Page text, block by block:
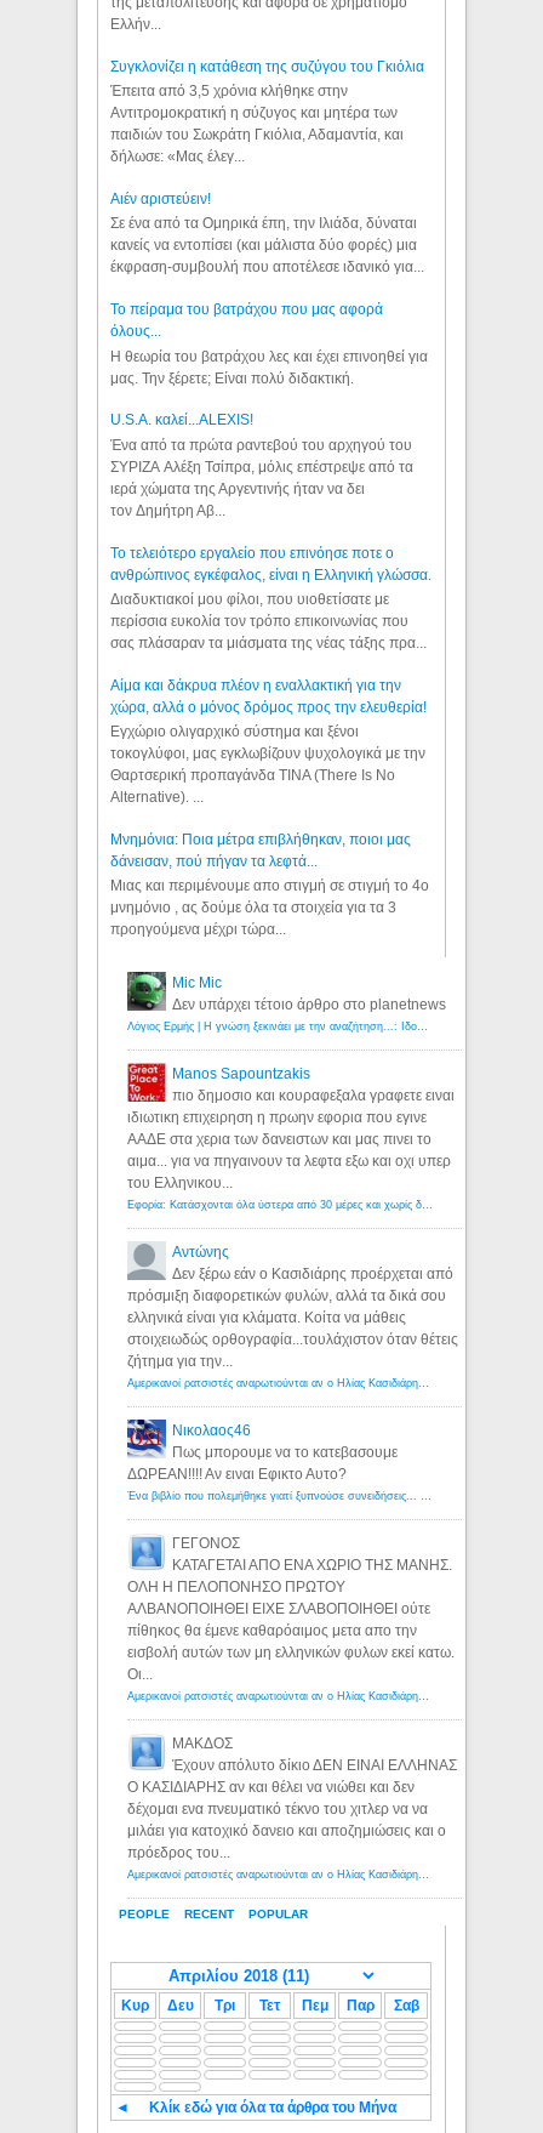
Ελλήν...
Συγκλονίζει η κατάθεση της συζύγου του Γκιόλια
Έπειτα από 3,5 χρόνια κλήθηκε στην
Αντιτρομοκρατική η σύζυγος και μητέρα των
παιδιών του Σωκράτη Γκιόλια, Αδαμαντία, και
δήλωσε: «Μας έλεγ...
Aιέν αριστεύειν!
Σε ένα από τα Ομηρικά έπη, την Ιλιάδα, δύναται
κανείς να εντοπίσει (και μάλιστα δύο φορές) μια
έκφραση-συμβουλή που αποτέλεσε ιδανικό για...
Το πείραμα του βατράχου που μας αφορά
όλους...
Η θεωρία του βατράχου λες και έχει επινοηθεί για
μας. Την ξέρετε; Είναι πολύ διδακτική.
U.S.A. καλεί...ALEXIS!
Ένα από τα πρώτα ραντεβού του αρχηγού του
ΣΥΡΙΖΑ Αλέξη Τσίπρα, μόλις επέστρεψε από τα
ιερά χώματα της Αργεντινής ήταν να δει
τον Δημήτρη Αβ...
Το τελειότερο εργαλείο που επινόησε ποτε ο
ανθρώπινος εγκέφαλος, είναι η Ελληνική γλώσσα.
Διαδυκτιακοί μου φίλοι, που υιοθετίσατε με
περίσσια ευκολία τον τρόπο επικοινωνίας που
σας πλάσαραν τα μιάσματα της νέας τάξης πρα...
Αίμα και δάκρυα πλέον η εναλλακτική για την
χώρα, αλλά ο μόνος δρόμος προς την ελευθερία!
Εγχώριο ολιγαρχικό σύστημα και ξένοι
τοκογλύφοι, μας εγκλωβίζουν ψυχολογικά με την
Θαρτσερική προπαγάνδα TINA (There Is No
Alternative). ...
Μνημόνια: Ποια μέτρα επιβλήθηκαν, ποιοι μας
δάνεισαν, πού πήγαν τα λεφτά...
Μιας και περιμένουμε απο στιγμή σε στιγμή το 4ο
μνημόνιο , ας δούμε όλα τα στοιχεία για τα 3
προηγούμενα μέχρι τώρα...
PEOPLE RECENT POPULAR
Mic Mic
Δεν υπάρχει τέτοιο άρθρο στο planetnews
Manos Sapountzakis
πιο δημοσιο και κουραφεξαλα γραφετε ειναι
ιδιωτικη επιχειρηση η πρωην εφορια που εγινε
ΑΑΔΕ στα χερια των δανειστων και μας πινει το
αιμα... για να πηγαινουν τα λεφτα εξω και οχι υπερ
του Ελληνικου...
Αντώνης
Δεν ξέρω εάν ο Κασιδιάρης προέρχεται από
πρόσμιξη διαφορετικών φυλών, αλλά τα δικά σου
ελληνικά είναι για κλάματα. Κοίτα να μάθεις
στοιχειωδώς ορθογραφία...τουλάχιστον όταν θέτεις
ζήτημα για την...
Νικολαος46
Πως μπορουμε να το κατεβασουμε
ΔΩΡΕΑΝ!!!! Αν ειναι Εφικτο Αυτο?
ΓΕΓΟΝΟΣ
ΚΑΤΑΓΕΤΑΙ ΑΠΟ ΕΝΑ ΧΩΡΙΟ ΤΗΣ ΜΑΝΗΣ.
ΟΛΗ Η ΠΕΛΟΠΟΝΗΣΟ ΠΡΩΤΟΥ
ΑΛΒΑΝΟΠΟΙΗΘΕΙ ΕΙΧΕ ΣΛΑΒΟΠΟΙΗΘΕΙ ούτε
πίθηκος θα έμενε καθαρόαιμος μετα απο την
εισβολή αυτών των μη ελληνικών φυλων εκεί κατω.
Οι...
ΜΑΚΔΟΣ
Έχουν απόλυτο δίκιο ΔΕΝ ΕΙΝΑΙ ΕΛΛΗΝΑΣ
Ο ΚΑΣΙΔΙΑΡΗΣ αν και θέλει να νιώθει και δεν
δέχομαι ενα πνευματικό τέκνο του χιτλερ να να
μιλάει για κατοχικό δανειο και αποζημιώσεις και ο
πρόεδρος του...
Κυρ Δευ Τρι Τετ Πεμ Παρ Σαβ
◄ Κλίκ εδώ για όλα τα άρθρα του Μήνα